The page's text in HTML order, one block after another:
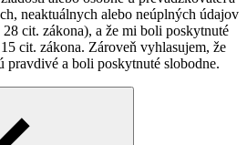
neaktuálnych alebo neúplných údajov
cit. zákona), a že mi boli poskytnuté
cit. zákona. Zároveň vyhlasujem, že
pravdivé a boli poskytnuté slobodne.